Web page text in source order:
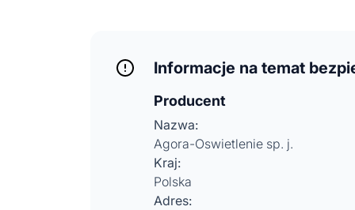
Informacje na temat
Producent
Nazwa:
Agora-Oswietlenie sp. j.
Kraj:
Polska
Adres: